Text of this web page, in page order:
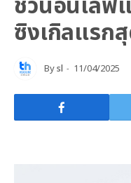
ซิงเกิลแรก
Bysl 11/04/2025